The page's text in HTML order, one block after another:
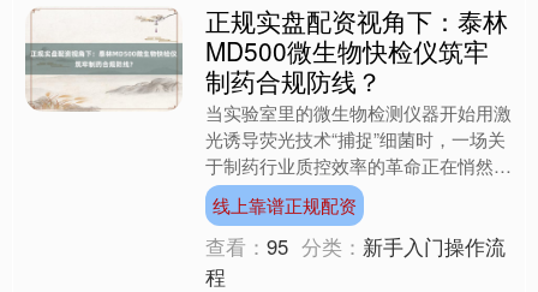
正规实盘配资视角下：泰林
MD500微生物快检仪筑牢
制药合规防线？
当实验室里的微生物检测仪器开始用激
光诱导荧光技术“捕捉”细菌时，一场关
于制药行业质控效率的革命正在悄然发
生。浙江泰林分析仪器有限公司自主研
发的MD500型微生物....
线上靠谱正规配资
查看：95 分类： 新手入门操作流
程